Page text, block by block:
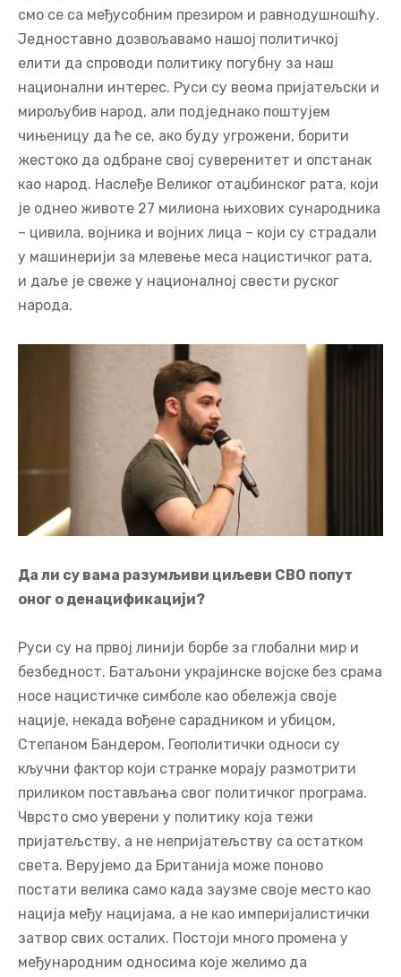
смо се са међусобним презиром и равнодушношћу.
Једноставно дозвољавамо нашој политичкој
елити да спроводи политику погубну за наш
национални интерес. Руси су веома пријатељски и
мирољубив народ, али подједнако поштујем
чињеницу да ће се, ако буду угрожени, борити
жестоко да одбране свој суверенитет и опстанак
као народ. Наслеђе Великог отаџбинског рата, који
је однео животе 27 милиона њихових сународника
– цивила, војника и војних лица – који су страдали
у машинерији за млевење меса нацистичког рата,
и даље је свеже у националној свести руског
народа.
Да ли су вама разумљиви циљеви СВО попут
оног о денацификацији?
Руси су на првој линији борбе за глобални мир и
безбедност. Батаљони украјинске војске без срама
носе нацистичке симболе као обележја своје
нације, некада вођене сарадником и убицом,
Степаном Бандером. Геополитички односи су
кључни фактор који странке морају размотрити
приликом постављања свог политичког програма.
Чврсто смо уверени у политику која тежи
пријатељству, а не непријатељству са остатком
света. Верујемо да Британија може поново
постати велика само када заузме своје место као
нација међу нацијама, а не као империјалистички
затвор свих осталих. Постоји много промена у
међународним односима које желимо да